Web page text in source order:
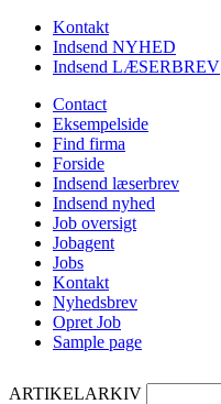
Kontakt
Indsend NYHED
Indsend LÆSERBREV
Contact
Eksempelside
Find firma
Forside
Indsend læserbrev
Indsend nyhed
Job oversigt
Jobagent
Jobs
Kontakt
Nyhedsbrev
Opret Job
Sample page
ARTIKELARKIV